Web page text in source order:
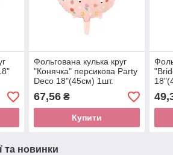
Фольгована кулька круг
"Конячка" персикова Party
Deco 18"(45см) 1шт.
67,56₴
Купити
та новинки